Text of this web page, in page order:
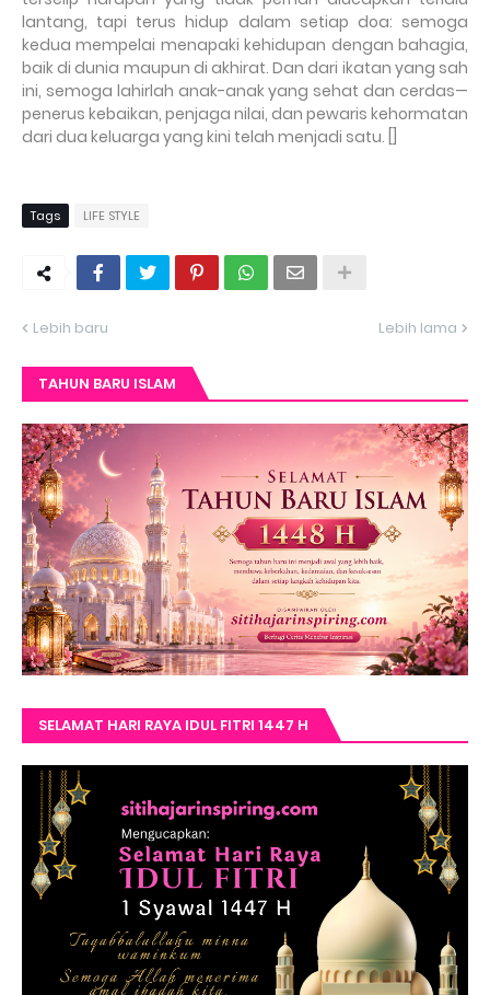
lantang, tapi terus hidup dalam setiap doa: semoga
kedua mempelai menapaki kehidupan dengan bahagia,
baik di dunia maupun di akhirat. Dan dari ikatan yang sah
ini, semoga lahirlah anak-anak yang sehat dan cerdas—
penerus kebaikan, penjaga nilai, dan pewaris kehormatan
dari dua keluarga yang kini telah menjadi satu. []
Tags LIFE STYLE
Lebih baru Lebih lama
TAHUN BARU ISLAM
SELAMAT HARI RAYA IDUL FITRI 1447 H